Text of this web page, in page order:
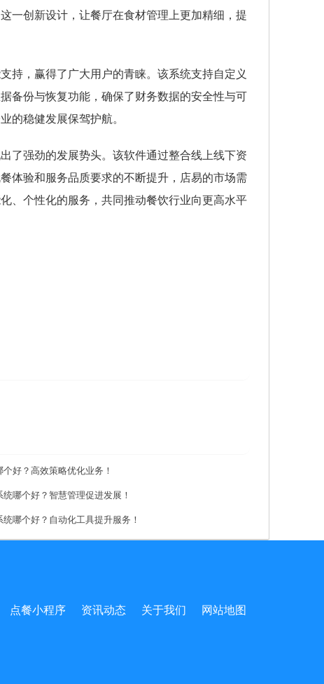
一创新设计，让餐厅在食材管理上更加精细，提
持，赢得了广大用户的青睐。该系统支持自定义
备份与恢复功能，确保了财务数据的安全性与可
的稳健发展保驾护航。
了强劲的发展势头。该软件通过整合线上线下资
体验和服务品质要求的不断提升，店易的市场需
、个性化的服务，共同推动餐饮行业向更高水平
好？高效策略优化业务！
哪个好？智慧管理促进发展！
哪个好？自动化工具提升服务！
点餐小程序 资讯动态 关于我们 网站地图